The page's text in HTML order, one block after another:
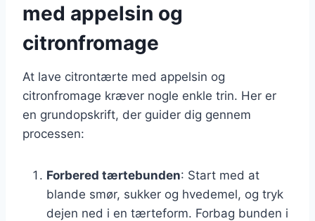
med appelsin og
citronfromage
At lave citrontærte med appelsin og
citronfromage kræver nogle enkle trin. Her er
en grundopskrift, der guider dig gennem
processen:
Forbered tærtebunden: Start med at
blande smør, sukker og hvedemel, og tryk
dejen ned i en tærteform. Forbag bunden i